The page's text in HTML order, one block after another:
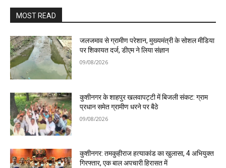
MOST READ
जलजमाव से ग्रामीण परेशान, मुख्यमंत्री के सोशल मीडिया
पर शिकायत दर्ज, डीएम ने लिया संज्ञान
09/08/2026
कुशीनगर के शाहपुर खलवापट्टी में बिजली संकट: ग्राम
प्रधान समेत ग्रामीण धरने पर बैठे
09/08/2026
कुशीनगर: तमकुहीराज हत्याकांड का खुलासा, 4 अभियुक्त
गिरफ्तार, एक बाल अपचारी हिरासत में